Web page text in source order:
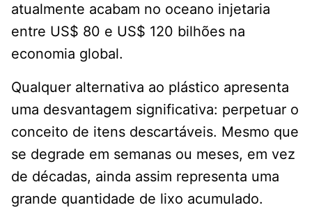
atualmente acabam no oceano injetaria
entre US$ 80 e US$ 120 bilhões na
economia global.
Qualquer alternativa ao plástico apresenta
uma desvantagem significativa: perpetuar o
conceito de itens descartáveis. Mesmo que
se degrade em semanas ou meses, em vez
de décadas, ainda assim representa uma
grande quantidade de lixo acumulado.